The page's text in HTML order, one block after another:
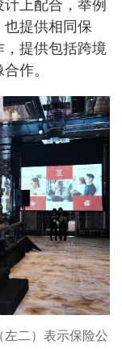
上配合，举例
提供相同保
，提供包括跨境
作。
左二）表示保险公